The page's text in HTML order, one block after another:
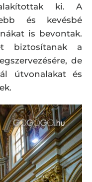
ki. A
és kevésbé
is bevontak.
biztosítanak a
de
útvonalakat és